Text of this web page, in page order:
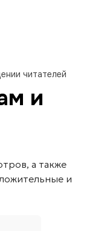
читателей
и
а также
и